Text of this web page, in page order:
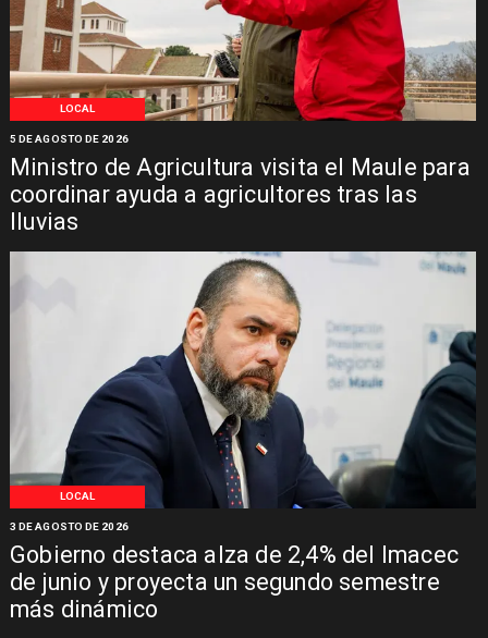
LOCAL
Ministro de Agricultura visita el Maule para
coordinar ayuda a agricultores tras las
lluvias
5 DE AGOSTO DE 2026
LOCAL
Gobierno destaca alza de 2,4% del Imacec
de junio y proyecta un segundo semestre
más dinámico
3 DE AGOSTO DE 2026